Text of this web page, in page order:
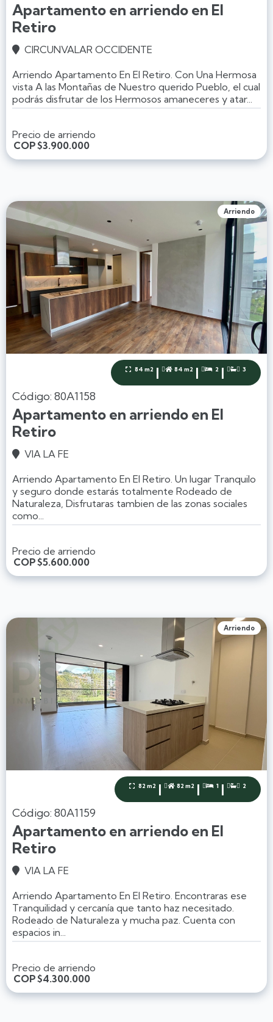
Apartamento en arriendo en El
Retiro
 CIRCUNVALAR OCCIDENTE
Arriendo Apartamento En El Retiro. Con Una Hermosa
vista A las Montañas de Nuestro querido Pueblo, el cual
podrás disfrutar de los Hermosos amaneceres y atar...
Precio de arriendo
COP$3.900.000
Arriendo
 84 m2 |  84 m2 |  2 |  3
Código: 80A1158
Apartamento en arriendo en El
Retiro
 VIA LA FE
Arriendo Apartamento En El Retiro. Un lugar Tranquilo
y seguro donde estarás totalmente Rodeado de
Naturaleza, Disfrutaras tambien de las zonas sociales
como...
Precio de arriendo
COP$5.600.000
Arriendo
 82 m2 |  82 m2 |  1 |  2
Código: 80A1159
Apartamento en arriendo en El
Retiro
 VIA LA FE
Arriendo Apartamento En El Retiro. Encontraras ese
Tranquilidad y cercanía que tanto haz necesitado.
Rodeado de Naturaleza y mucha paz. Cuenta con
espacios in...
Precio de arriendo
COP$4.300.000